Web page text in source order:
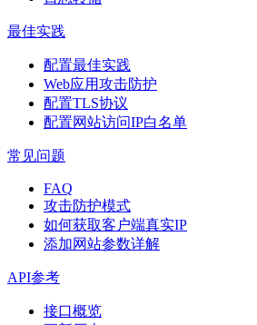
最佳实践
配置最佳实践
Web应用攻击防护
配置TLS协议
配置网站访问IP白名单
常见问题
FAQ
攻击防护模式
如何获取客户端真实IP
添加网站参数详解
API参考
接口概览